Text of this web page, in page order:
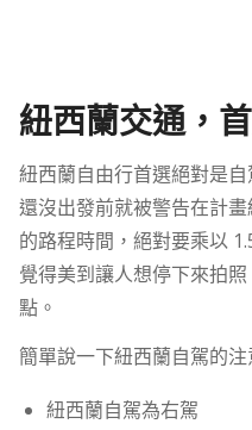
紐西蘭交通，
紐西蘭自由行首選絕對是
還沒出發前就被警告在計
的路程時間，絕對要乘以
覺得美到讓人想停下來拍
點。
簡單說一下紐西蘭自駕的注
紐西蘭自駕為右駕